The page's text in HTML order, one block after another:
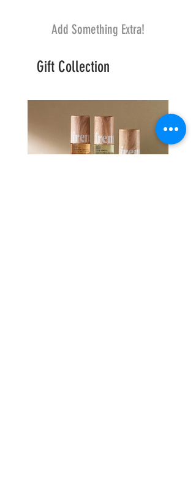
Add Something Extra!
Gift Collection